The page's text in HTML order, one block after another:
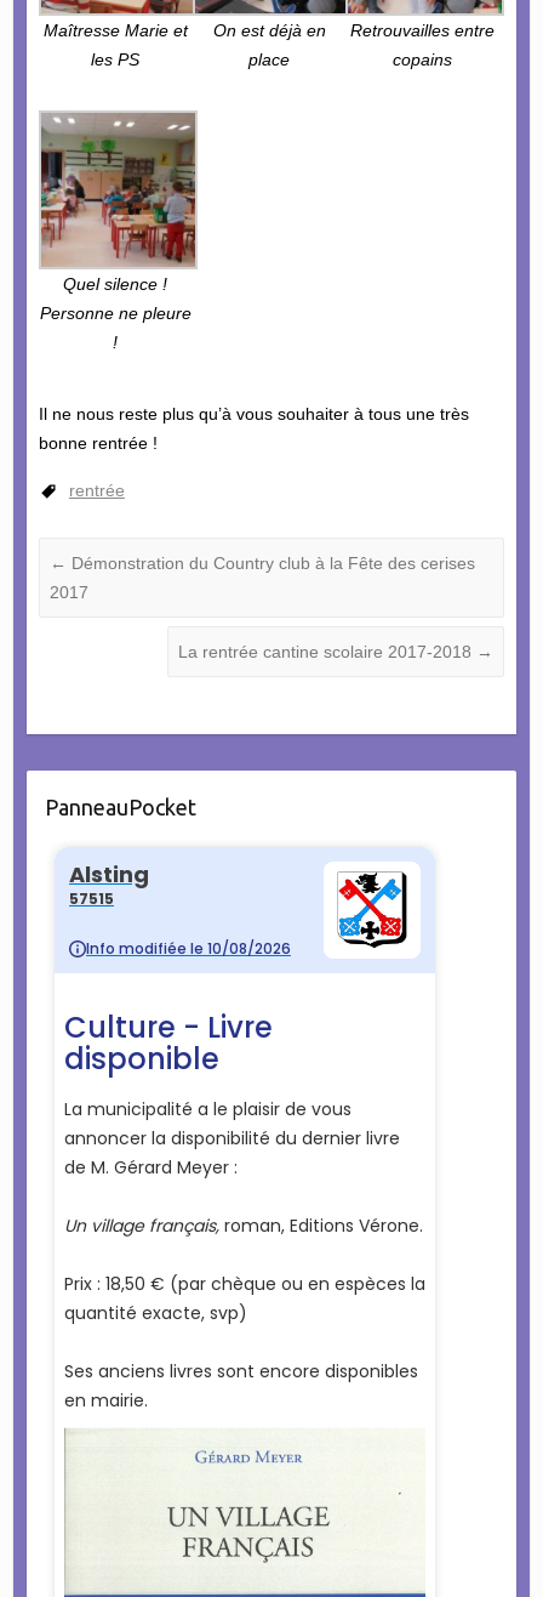
Maîtresse Marie et
les PS
On est déjà en
place
Retrouvailles entre
copains
Quel silence !
Personne ne pleure
!
Il ne nous reste plus qu’à vous souhaiter à tous une très
bonne rentrée !
rentrée
← Démonstration du Country club à la Fête des cerises
2017
La rentrée cantine scolaire 2017-2018 →
PanneauPocket